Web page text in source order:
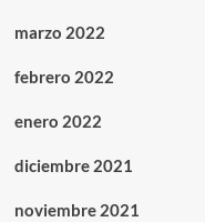
marzo 2022
febrero 2022
enero 2022
diciembre 2021
noviembre 2021